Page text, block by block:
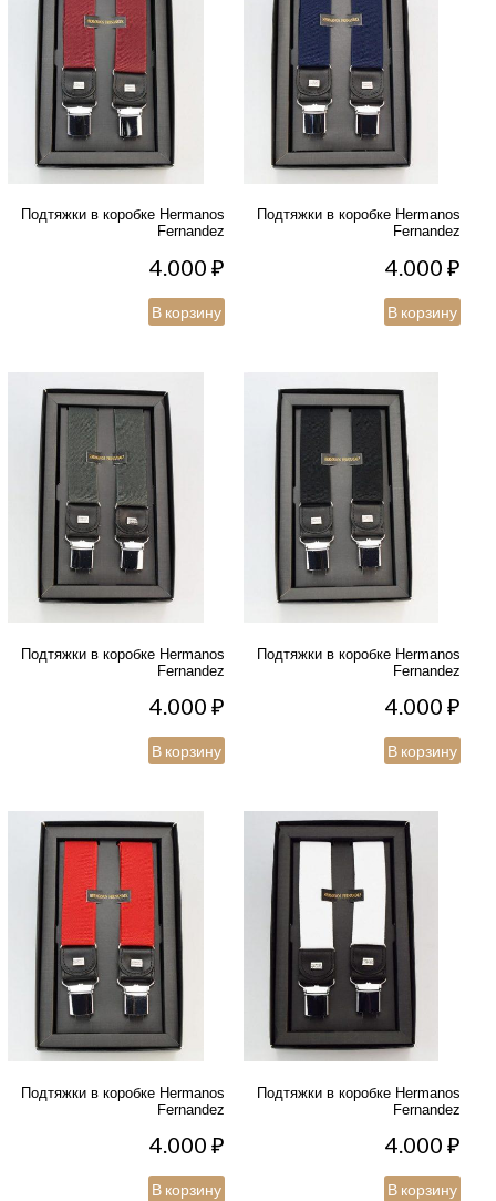
Подтяжки в коробке Hermanos
Fernandez
4.000₽
В корзину
Подтяжки в коробке Hermanos
Fernandez
4.000₽
В корзину
Подтяжки в коробке Hermanos
Fernandez
4.000₽
В корзину
Подтяжки в коробке Hermanos
Fernandez
4.000₽
В корзину
Подтяжки в коробке Hermanos
Fernandez
4.000₽
В корзину
Подтяжки в коробке Hermanos
Fernandez
4.000₽
В корзину